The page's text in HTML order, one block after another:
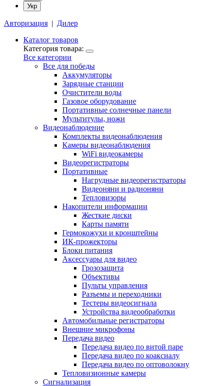
Укр
Авторизация | Дилер
Каталог товаров
Категория товара:
Все категории
Все для победы
Аккумуляторы
Зарядные станции
Очистители воды
Газовое оборудование
Портативные солнечные панели
Мультитулы, ножи
Видеонаблюдение
Комплекты видеонаблюдения
Камеры видеонаблюдения
WiFi видеокамеры
Видеорегистраторы
Портативные
Нагрудные видеорегистраторы
Видеоняни и радионяни
Тепловизоры
Накопители информации
Жесткие диски
Карты памяти
Гермокожухи и кронштейны
ИК-прожекторы
Блоки питания
Аксессуары для видео
Грозозащита
Объективы
Пульты управления
Разъемы и переходники
Тестеры видеосигнала
Устройства видеообработки
Автомобильные регистраторы
Внешние микрофоны
Передача видео
Передача видео по витой паре
Передача видео по коаксиалу
Передача видео по оптоволокну
Тепловизионные камеры
Сигнализация